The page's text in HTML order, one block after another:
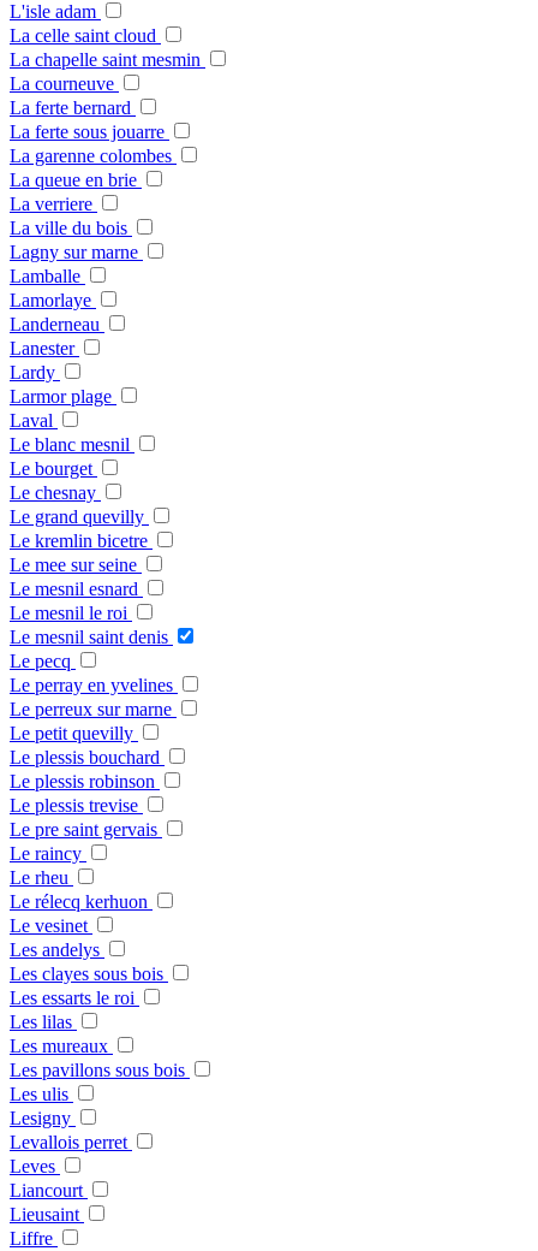
L'isle adam
La celle saint cloud
La chapelle saint mesmin
La courneuve
La ferte bernard
La ferte sous jouarre
La garenne colombes
La queue en brie
La verriere
La ville du bois
Lagny sur marne
Lamballe
Lamorlaye
Landerneau
Lanester
Lardy
Larmor plage
Laval
Le blanc mesnil
Le bourget
Le chesnay
Le grand quevilly
Le kremlin bicetre
Le mee sur seine
Le mesnil esnard
Le mesnil le roi
Le mesnil saint denis
Le pecq
Le perray en yvelines
Le perreux sur marne
Le petit quevilly
Le plessis bouchard
Le plessis robinson
Le plessis trevise
Le pre saint gervais
Le raincy
Le rheu
Le rélecq kerhuon
Le vesinet
Les andelys
Les clayes sous bois
Les essarts le roi
Les lilas
Les mureaux
Les pavillons sous bois
Les ulis
Lesigny
Levallois perret
Leves
Liancourt
Lieusaint
Liffre